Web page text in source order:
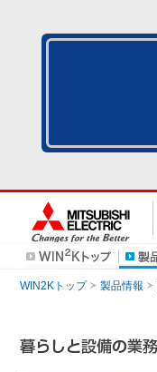
WIN2Kトップ 製品情報